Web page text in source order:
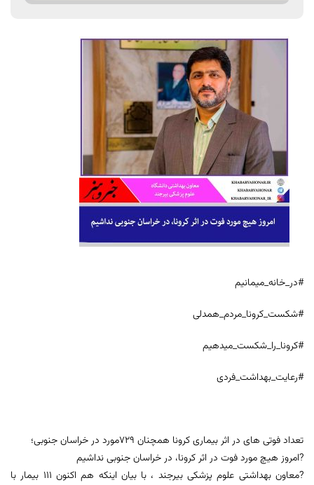
#در_خانه_میمانیم
#شکست_کرونا_مردم_همدلی
#کرونا_را_شکست_میدهیم
#رعایت_بهداشت_فردی
تعداد فوتی های در اثر بیماری کرونا همچنان 729مورد در خراسان جنوبی؛
?امروز هیچ مورد فوت در اثر کرونا، در خراسان جنوبی نداشیم
?معاون بهداشتی علوم پزشکی بیرجند ، با بیان اینکه هم اکنون 111 بیمار با